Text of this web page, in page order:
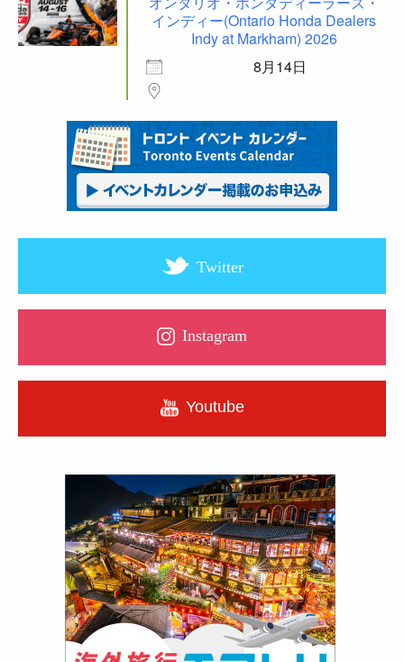
インディー(Ontario Honda Dealers
Indy at Markham) 2026
8月14日
Twitter
Instagram
Youtube